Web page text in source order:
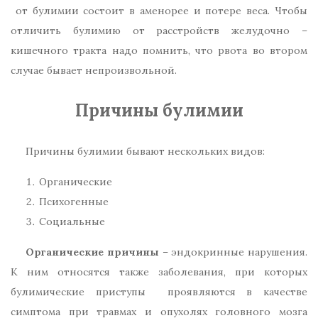
от булимии состоит в аменорее и потере веса. Чтобы
отличить булимию от расстройств желудочно –
кишечного тракта надо помнить, что рвота во втором
случае бывает непроизвольной.
Причины булимии
Причины булимии бывают нескольких видов:
Органические
Психогенные
Социальные
Органические причины – эндокринные нарушения.
К ним относятся также заболевания, при которых
булимические приступы проявляются в качестве
симптома при травмах и опухолях головного мозга